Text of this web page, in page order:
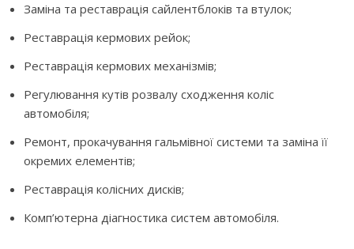
Заміна та реставрація сайлентблоків та втулок;
Реставрація кермових рейок;
Реставрація кермових механізмів;
Регулювання кутів розвалу сходження коліс
автомобіля;
Ремонт, прокачування гальмівної системи та заміна її
окремих елементів;
Реставрація колісних дисків;
Комп’ютерна діагностика систем автомобіля.